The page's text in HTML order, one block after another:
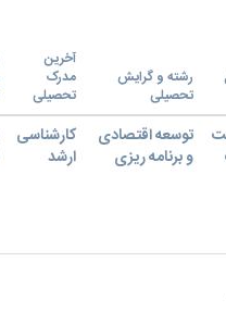
رشته و گرایش
تحصیلی
آخرین
مدرک
تحصیلی
توسعه اقتصادی
و برنامه ریزی
کارشناسی
ارشد